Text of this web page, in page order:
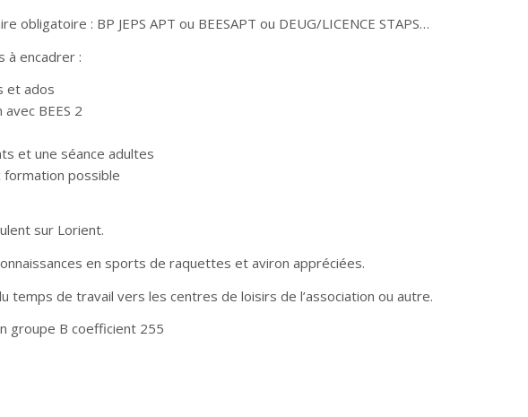
obligatoire : BP JEPS APT ou BEESAPT ou DEUG/LICENCE STAPS…
à encadrer :
et ados
BEES 2
et une séance adultes
formation possible
sur Lorient.
en sports de raquettes et aviron appréciées.
temps de travail vers les centres de loisirs de l’association ou autre.
groupe B coefficient 255